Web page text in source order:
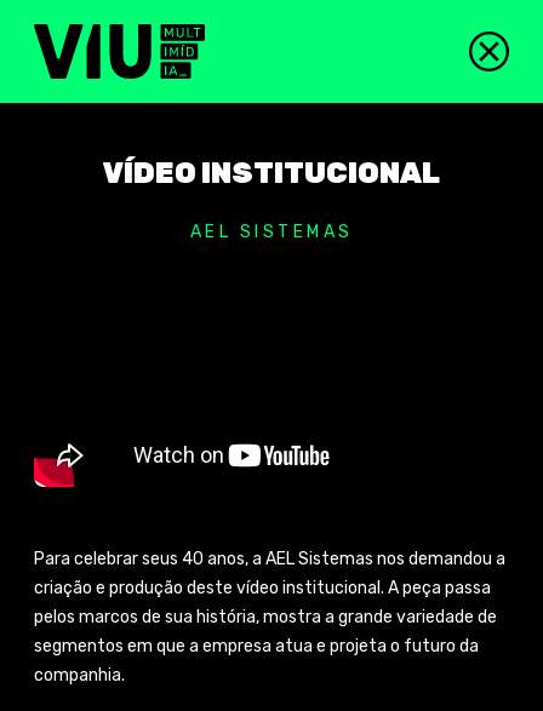
VÍDEO INSTITUCIONAL
AEL SISTEMAS
Para celebrar seus 40 anos, a AEL Sistemas nos demandou a
criação e produção deste vídeo institucional. A peça passa
pelos marcos de sua história, mostra a grande variedade de
segmentos em que a empresa atua e projeta o futuro da
companhia.